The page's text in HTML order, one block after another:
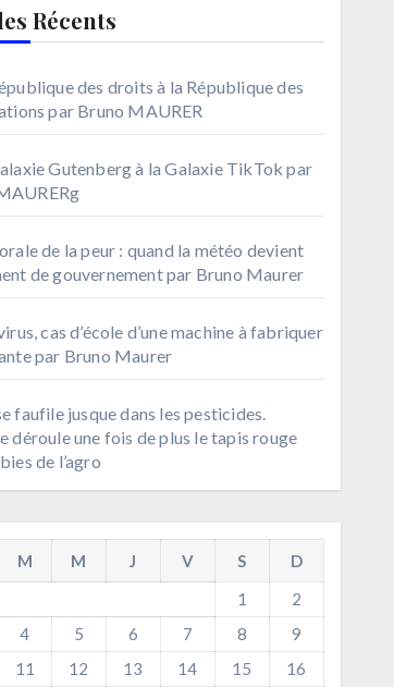
Récents
des droits à la République des
par Bruno MAURER
Gutenberg à la Galaxie TikTok par
de la peur : quand la météo devient
de gouvernement par Bruno Maurer
cas d’école d’une machine à fabriquer
par Bruno Maurer
faufile jusque dans les pesticides.
déroule une fois de plus le tapis rouge
de l’agro
M M J V S
D
1
2
4 5 6 7 8
9
11 12 13 14 15
16